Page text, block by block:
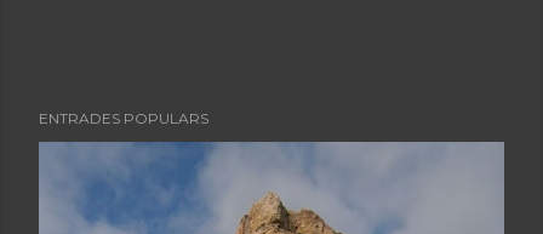
ENTRADES POPULARS